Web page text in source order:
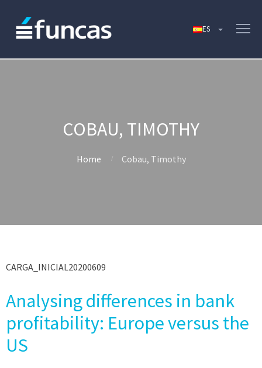
COBAU, TIMOTHY
Home Cobau, Timothy
CARGA_INICIAL20200609
Analysing differences in bank
profitability: Europe versus the
US